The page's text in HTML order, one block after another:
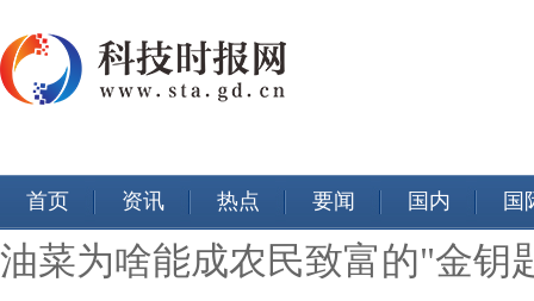
首页 资讯 热点 要闻 国内 国
油菜为啥能成农民致富的"金钥